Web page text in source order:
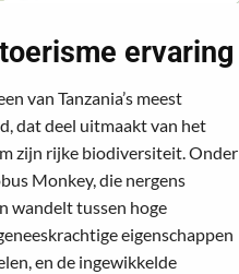
ervaring
van Tanzania’s meest
dat deel uitmaakt van het
zijn rijke biodiversiteit. Onder
Monkey, die nergens
wandelt tussen hoge
eigenschappen
en de ingewikkelde